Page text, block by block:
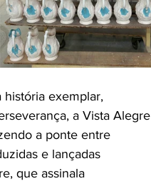
história exemplar,
a Vista Alegre
a ponte entre
e lançadas
que assinala